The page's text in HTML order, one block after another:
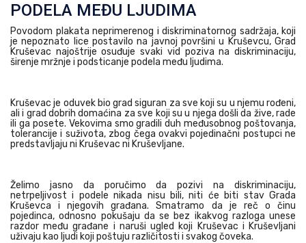
PODELA MEĐU LJUDIMA
Povodom plakata neprimerenog i diskriminatornog sadržaja, koji
je nepoznato lice postavilo na javnoj površini u Kruševcu, Grad
Kruševac najoštrije osuđuje svaki vid poziva na diskriminaciju,
širenje mržnje i podsticanje podela među ljudima.
Kruševac je oduvek bio grad siguran za sve koji su u njemu rođeni,
ali i grad dobrih domaćina za sve koji su u njega došli da žive, rade
ili ga posete. Vekovima smo gradili duh međusobnog poštovanja,
tolerancije i suživota, zbog čega ovakvi pojedinačni postupci ne
predstavljaju ni Kruševac ni Kruševljane.
Želimo jasno da poručimo da pozivi na diskriminaciju,
netrpeljivost i podele nikada nisu bili, niti će biti stav Grada
Kruševca i njegovih građana. Smatramo da je reč o činu
pojedinca, odnosno pokušaju da se bez ikakvog razloga unese
razdor među građane i naruši ugled koji Kruševac i Kruševljani
uživaju kao ljudi koji poštuju različitosti i svakog čoveka.